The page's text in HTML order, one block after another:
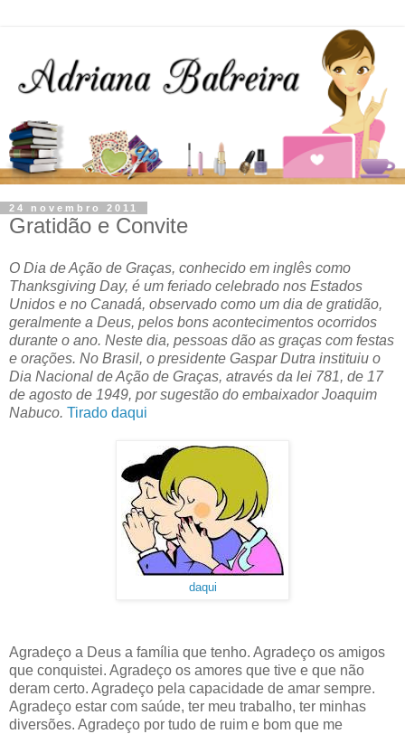
24 novembro 2011
Gratidão e Convite
O Dia de Ação de Graças, conhecido em inglês como
Thanksgiving Day, é um feriado celebrado nos Estados
Unidos e no Canadá, observado como um dia de gratidão,
geralmente a Deus, pelos bons acontecimentos ocorridos
durante o ano. Neste dia, pessoas dão as graças com festas
e orações. No Brasil, o presidente Gaspar Dutra instituiu o
Dia Nacional de Ação de Graças, através da lei 781, de 17
de agosto de 1949, por sugestão do embaixador Joaquim
Nabuco. Tirado daqui
daqui
Agradeço a Deus a família que tenho. Agradeço os amigos
que conquistei. Agradeço os amores que tive e que não
deram certo. Agradeço pela capacidade de amar sempre.
Agradeço estar com saúde, ter meu trabalho, ter minhas
diversões. Agradeço por tudo de ruim e bom que me